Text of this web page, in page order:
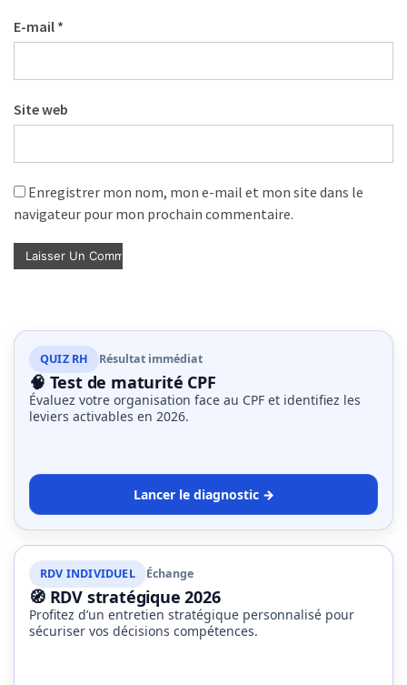
E-mail *
Site web
Enregistrer mon nom, mon e-mail et mon site dans le
navigateur pour mon prochain commentaire.
QUIZ RH Résultat immédiat
🧠 Test de maturité CPF
Évaluez votre organisation face au CPF et identifiez les
leviers activables en 2026.
Lancer le diagnostic →
RDV INDIVIDUEL Échange
🧭 RDV stratégique 2026
Profitez d’un entretien stratégique personnalisé pour
sécuriser vos décisions compétences.